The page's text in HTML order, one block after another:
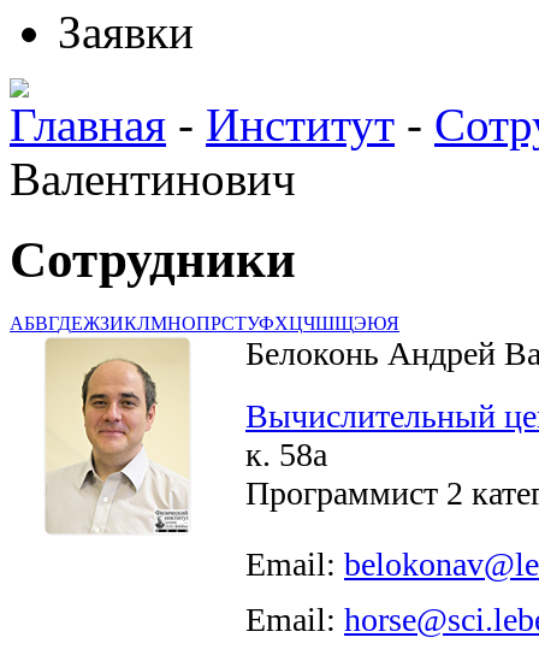
Заявки
Главная - Институт -
Валентинович
Сотрудники
АБВГДЕЖЗИКЛМНОПРСТУФХЦЧШЩЭЮЯ
Белоконь Андрей
Вычислительный
к. 58а
Программист 2
Email:
Email: